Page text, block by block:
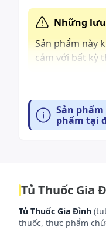
Những
Sản phẩm này
cảm với bất kỳ
Nơi khô ráo,
Sản
phẩm tại
Tủ Thuốc Gia
Tủ Thuốc Gia Đình
thuốc, thực phẩm